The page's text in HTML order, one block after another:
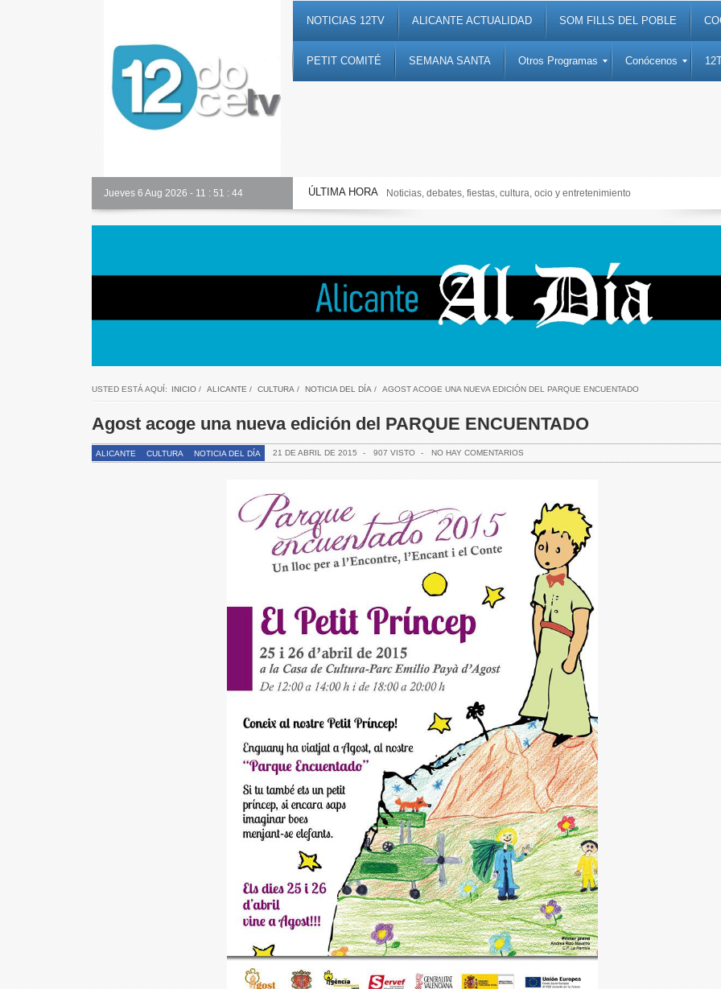
NOTICIAS 12TV ALICANTE ACTUALIDAD SOM FILLS DEL POBLE
PETIT COMITÉ SEMANA SANTA Otros Programas Conócenos
Jueves 6 Aug 2026 - 11 : 51 : 45 ÚLTIMA HORA
Toda la información al instante en 𝟭𝟮𝗲𝗻𝗱𝗶𝗴𝗶𝘁𝗮𝗹.𝗲𝘀 Noticias, debates, fiestas, cultura, ocio y entretenimiento
USTED ESTÁ AQUÍ: INICIO/ ALICANTE / CULTURA / NOTICIA DEL DÍA / AGOST ACOGE UNA NUEVA EDICIÓN DEL PARQUE ENCUENTADO
Agost acoge una nueva edición del PARQUE ENCUENTADO
ALICANTE CULTURA NOTICIA DEL DÍA 21 DE ABRIL DE 2015 - 907 VISTO - NO HAY COMENTARIOS